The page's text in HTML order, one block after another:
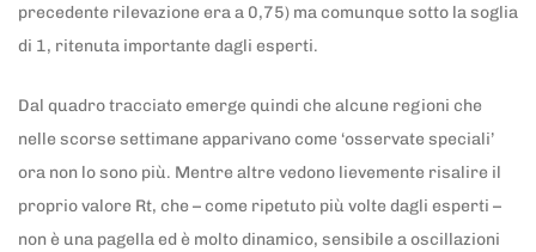
precedente rilevazione era a 0,75) ma comunque sotto la soglia
di 1, ritenuta importante dagli esperti.
Dal quadro tracciato emerge quindi che alcune regioni che
nelle scorse settimane apparivano come ‘osservate speciali’
ora non lo sono più. Mentre altre vedono lievemente risalire il
proprio valore Rt, che – come ripetuto più volte dagli esperti –
non è una pagella ed è molto dinamico, sensibile a oscillazioni